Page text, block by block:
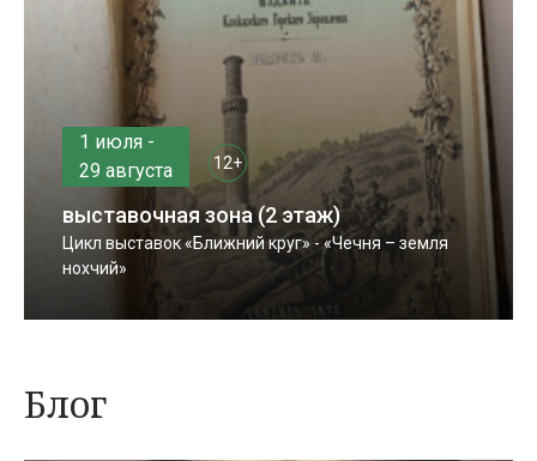
1 июля -
29 августа
12+
выставочная зона (2 этаж)
Цикл выставок «Ближний круг» - «Чечня – земля
нохчий»
Блог